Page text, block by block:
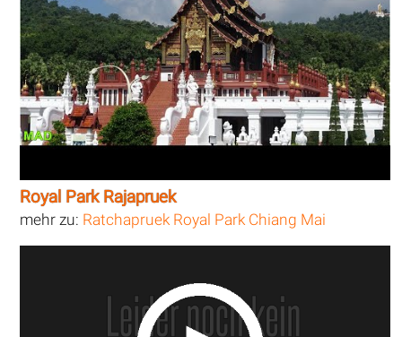
Royal Park Rajapruek
mehr zu: Ratchapruek Royal Park Chiang Mai